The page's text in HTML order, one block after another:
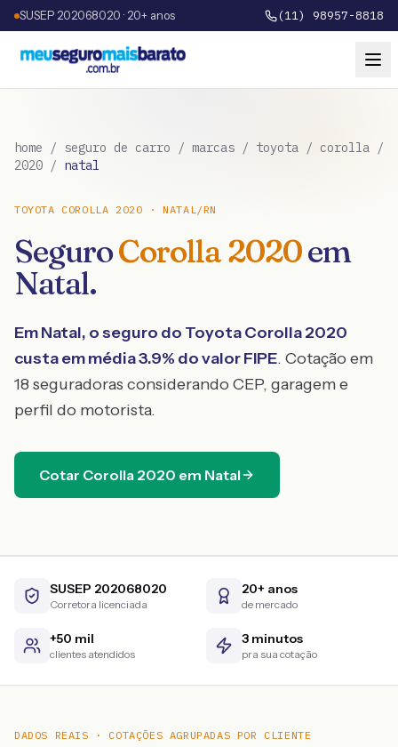
SUSEP 202068020 · 20+ anos (11) 98957-8818
home / seguro de carro / marcas / toyota / corolla /
2020 / natal
TOYOTA COROLLA 2020 ·NATAL/RN
SeguroCorolla2020em
Natal.
EmNatal, o seguro do ToyotaCorolla2020
custa em média3.9% do valor FIPE. Cotação em
18 seguradoras considerando CEP, garagem e
perfil do motorista.
Cotar Corolla 2020 em Natal
SUSEP 202068020
Corretora licenciada
20+ anos
de mercado
+50 mil
clientes atendidos
3 minutos
pra sua cotação
DADOS REAIS · COTAÇÕES AGRUPADAS POR CLIENTE